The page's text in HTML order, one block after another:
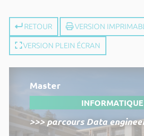
RETOUR VERSION
VERSION PLEIN ÉCRAN
Master
INFORMATIQUE
>>> parcours Data